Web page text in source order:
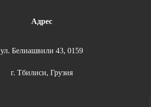
Адрес
ул. Белиашвили 43, 0159
г. Тбилиси, Грузия